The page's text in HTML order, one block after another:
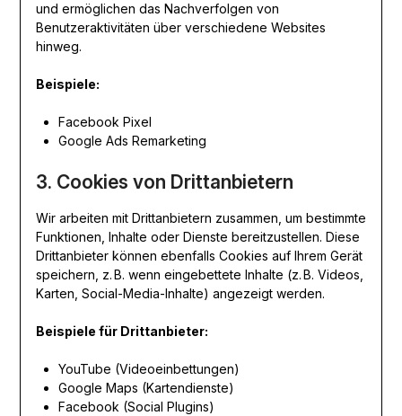
und ermöglichen das Nachverfolgen von
Benutzeraktivitäten über verschiedene Websites
hinweg.
Beispiele:
Facebook Pixel
Google Ads Remarketing
3. Cookies von Drittanbietern
Wir arbeiten mit Drittanbietern zusammen, um bestimmte
Funktionen, Inhalte oder Dienste bereitzustellen. Diese
Drittanbieter können ebenfalls Cookies auf Ihrem Gerät
speichern, z. B. wenn eingebettete Inhalte (z. B. Videos,
Karten, Social-Media-Inhalte) angezeigt werden.
Beispiele für Drittanbieter:
YouTube (Videoeinbettungen)
Google Maps (Kartendienste)
Facebook (Social Plugins)